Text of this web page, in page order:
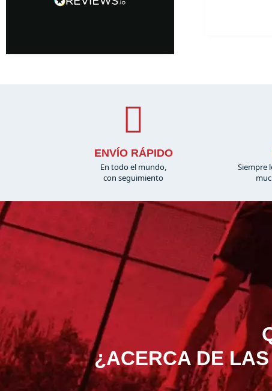
ENVÍO RÁPIDO
En todo el mundo,
con seguimiento
Siempre
¿ACERCA DE